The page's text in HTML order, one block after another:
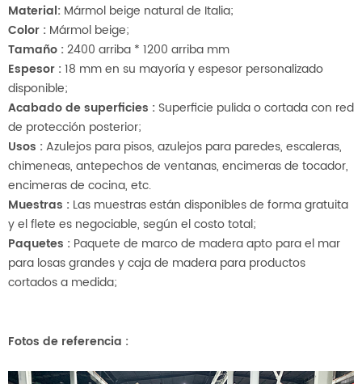
Material: Mármol beige natural de Italia;
Color : Mármol beige;
Tamaño :2400 arriba * 1200 arriba mm
Espesor :18 mm en su mayoría y espesor personalizado
disponible;
Acabado de superficies : Superficie pulida o cortada con red
de protección posterior;
Usos :Azulejos para pisos, azulejos para paredes, escaleras,
chimeneas, antepechos de ventanas, encimeras de tocador,
encimeras de cocina, etc.
Muestras : Las muestras están disponibles de forma gratuita
y el flete es negociable, según el costo total;
Paquetes : Paquete de marco de madera apto para el mar
para losas grandes y caja de madera para productos
cortados a medida;
Fotos de referencia :